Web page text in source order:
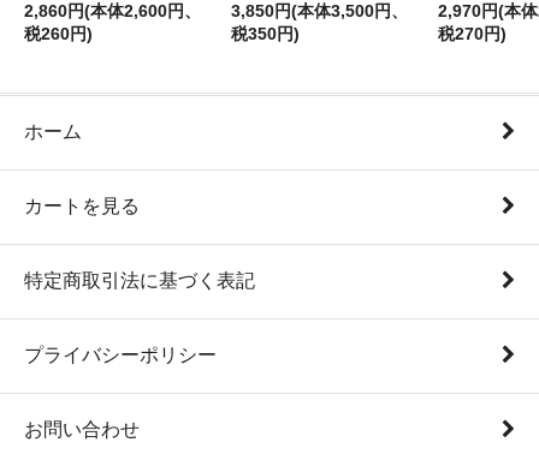
2,860円(本体2,600円、
税260円)
3,850円(本体3,500円、
税350円)
2,970円(本
税270円)
ホーム
カートを見る
特定商取引法に基づく表記
プライバシーポリシー
お問い合わせ